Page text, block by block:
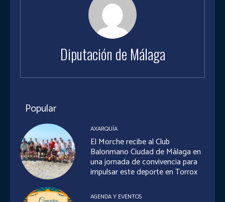
Diputación de Málaga
Popular
AXARQUÍA
El Morche recibe al Club
Balonmano Ciudad de Málaga en
una jornada de convivencia para
impulsar este deporte en Torrox
AGENDA Y EVENTOS